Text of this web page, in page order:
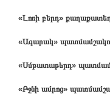
«Լոռի բերդ»
«Ագարակ»
«Սմբատաբերդ»
«Բջնի ամրոց»